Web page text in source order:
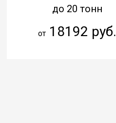
до 20 тонн
от18192 руб.